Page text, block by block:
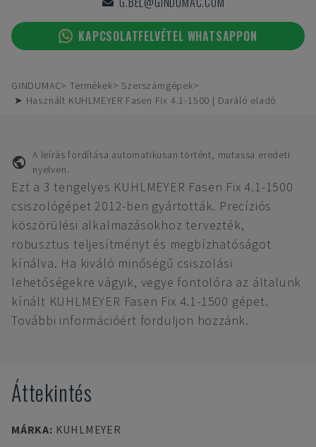
KAPCSOLATFELVÉTEL WHATSAPPON
GINDUMAC Termékek
Szerszámgépek
➤ Használt KUHLMEYER Fasen Fix 4.1-1500 | Daráló eladó
A leírás fordítása automatikusan történt, mutassa eredeti
nyelven.
Ezt a 3 tengelyes KUHLMEYER Fasen Fix 4.1-1500
csiszológépet 2012-ben gyártották. Precíziós
köszörülési alkalmazásokhoz tervezték,
robusztus teljesítményt és megbízhatóságot
kínálva. Ha kiváló minőségű csiszolási
lehetőségekre vágyik, vegye fontolóra az általunk
kínált KUHLMEYER Fasen Fix 4.1-1500 gépet.
További információért forduljon hozzánk.
Áttekintés
MÁRKA: KUHLMEYER